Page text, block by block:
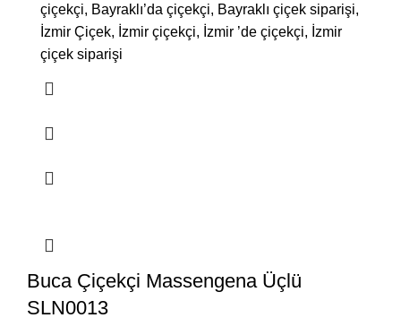
çiçekçi, Bayraklı’da çiçekçi, Bayraklı çiçek siparişi,
İzmir Çiçek, İzmir çiçekçi, İzmir ’de çiçekçi, İzmir
çiçek siparişi
Buca Çiçekçi Massengena Üçlü
SLN0013